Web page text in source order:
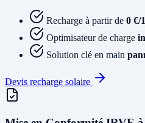
Recharge à partir de 0 €/
Optimisateur de charge
Solution clé en main
Devis recharge solaire